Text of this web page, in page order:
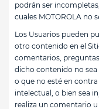
podrán ser
cuales MOTOROLA no
Los Usuarios pueden
otro contenido en el
comentarios,
dicho contenido no
o que no esté en
intelectual, o bien sea
realiza un comentario u